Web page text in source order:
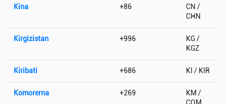
Kina +86
CN /
CHN
Kirgizistan +996
KG /
KGZ
Kiribati +686 KI / KIR
Komorerna +269
KM /
COM